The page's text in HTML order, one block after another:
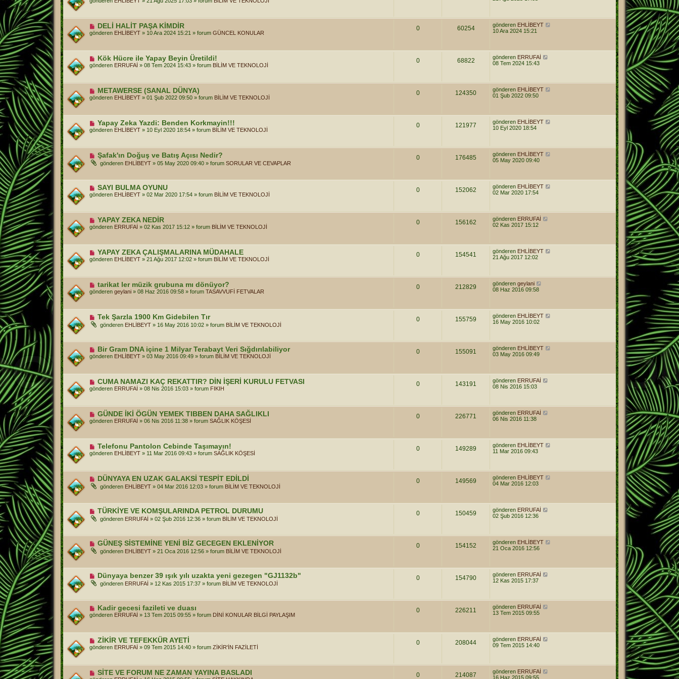
n
e
s
a
Y
e
n
e
s
a
DELİ HALİT PAŞA KİMDİR
gönderen EHLİBEYT » 10 Ara 2024 15:21 » forum GÜNCEL KONULAR
0 60254 gönderen EHLİBEYT
10 Ara 2024 15:21
Y
e
n
e
s
a
Kök Hücre ile Yapay Beyin Üretildi!
gönderen ERRUFAİ » 08 Tem 2024 15:43 » forum BİLİM VE TEKNOLOJİ
0 68822 gönderen ERRUFAİ
08 Tem 2024 15:43
Y
e
n
e
a
METAWERSE (SANAL DÜNYA)
gönderen EHLİBEYT » 01 Şub 2022 09:50 » forum BİLİM VE TEKNOLOJİ
0 124350 gönderen EHLİBEYT
01 Şub 2022 09:50
Y
n
s
a
Yapay Zeka Yazdi: Benden Korkmayin!!!
gönderen EHLİBEYT » 10 Eyl 2020 18:54 » forum BİLİM VE TEKNOLOJİ
0 121977 gönderen EHLİBEYT
10 Eyl 2020 18:54
Y
e
n
s
a
Şafak'ın Doğuş ve Batış Açısı Nedir?
gönderen EHLİBEYT » 05 May 2020 09:40 » forum SORULAR VE CEVAPLAR
0 176485 gönderen EHLİBEYT
05 May 2020 09:40
Y
e
n
e
a
SAYI BULMA OYUNU
gönderen EHLİBEYT » 02 Mar 2020 17:54 » forum BİLİM VE TEKNOLOJİ
0 152062 gönderen EHLİBEYT
02 Mar 2020 17:54
Y
n
e
a
YAPAY ZEKA NEDİR
gönderen ERRUFAİ » 02 Kas 2017 15:12 » forum BİLİM VE TEKNOLOJİ
0 156162 gönderen ERRUFAİ
02 Kas 2017 15:12
Y
n
s
a
YAPAY ZEKA ÇALIŞMALARINA MÜDAHALE
gönderen EHLİBEYT » 21 Ağu 2017 12:02 » forum BİLİM VE TEKNOLOJİ
0 154541 gönderen EHLİBEYT
21 Ağu 2017 12:02
Y
e
n
e
a
tarikat ler müzik grubuna mı dönüyor?
gönderen geylani » 08 Haz 2016 09:58 » forum TASAVVUFİ FETVALAR
0 212829 gönderen geylani
08 Haz 2016 09:58
Y
n
e
s
a
Tek Şarzla 1900 Km Gidebilen Tır
gönderen EHLİBEYT » 16 May 2016 10:02 » forum BİLİM VE TEKNOLOJİ
0 155759 gönderen EHLİBEYT
16 May 2016 10:02
Y
e
n
s
a
Bir Gram DNA içine 1 Milyar Terabayt Veri Sığdırılabiliyor
gönderen EHLİBEYT » 03 May 2016 09:49 » forum BİLİM VE TEKNOLOJİ
0 155091 gönderen EHLİBEYT
03 May 2016 09:49
Y
n
s
a
CUMA NAMAZI KAÇ REKATTIR? DİN İŞERİ KURULU FETVASI
gönderen ERRUFAİ » 08 Nis 2016 15:03 » forum FIKIH
0 143191 gönderen ERRUFAİ
08 Nis 2016 15:03
Y
n
e
a
GÜNDE İKİ ÖGÜN YEMEK TIBBEN DAHA SAĞLIKLI
gönderen ERRUFAİ » 06 Nis 2016 11:38 » forum SAĞLIK KÖŞESİ
0 226771 gönderen ERRUFAİ
06 Nis 2016 11:38
Y
n
e
s
a
Telefonu Pantolon Cebinde Taşımayın!
gönderen EHLİBEYT » 11 Mar 2016 09:43 » forum SAĞLIK KÖŞESİ
0 149289 gönderen EHLİBEYT
11 Mar 2016 09:43
Y
e
n
e
a
DÜNYAYA EN UZAK GALAKSİ TESPİT EDİLDİ
gönderen EHLİBEYT » 04 Mar 2016 12:03 » forum BİLİM VE TEKNOLOJİ
0 149569 gönderen EHLİBEYT
04 Mar 2016 12:03
Y
n
s
a
TÜRKİYE VE KOMŞULARINDA PETROL DURUMU
gönderen ERRUFAİ » 02 Şub 2016 12:36 » forum BİLİM VE TEKNOLOJİ
0 150459 gönderen ERRUFAİ
02 Şub 2016 12:36
Y
n
e
s
a
GÜNEŞ SİSTEMİNE YENİ BİZ GECEGEN EKLENİYOR
gönderen EHLİBEYT » 21 Oca 2016 12:56 » forum BİLİM VE TEKNOLOJİ
0 154152 gönderen EHLİBEYT
21 Oca 2016 12:56
Y
e
n
e
s
a
Dünyaya benzer 39 ışık yılı uzakta yeni gezegen "GJ1132b"
gönderen ERRUFAİ » 12 Kas 2015 17:37 » forum BİLİM VE TEKNOLOJİ
0 154790 gönderen ERRUFAİ
12 Kas 2015 17:37
Y
e
n
e
s
a
Kadir gecesi fazileti ve duası
gönderen ERRUFAİ » 13 Tem 2015 09:55 » forum DİNİ KONULAR BİLGİ PAYLAŞIM
0 226211 gönderen ERRUFAİ
13 Tem 2015 09:55
Y
e
n
s
ZİKİR VE TEFEKKÜR AYETİ
gönderen ERRUFAİ » 09 Tem 2015 14:40 » forum ZİKİR'İN FAZİLETİ
0 208044 gönderen ERRUFAİ
09 Tem 2015 14:40
Y
e
SİTE VE FORUM NE ZAMAN YAYINA BASLADI 0 214087 gönderen ERRUFAİ
16 Haz 2015 09:55